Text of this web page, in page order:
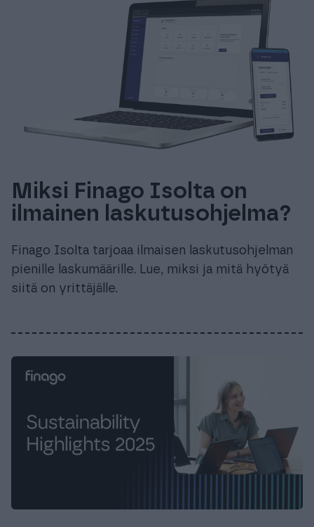
Miksi Finago Isolta on
ilmainen laskutusohjelma?
Finago Isolta tarjoaa ilmaisen laskutusohjelman
pienille laskumäärille. Lue, miksi ja mitä hyötyä
siitä on yrittäjälle.